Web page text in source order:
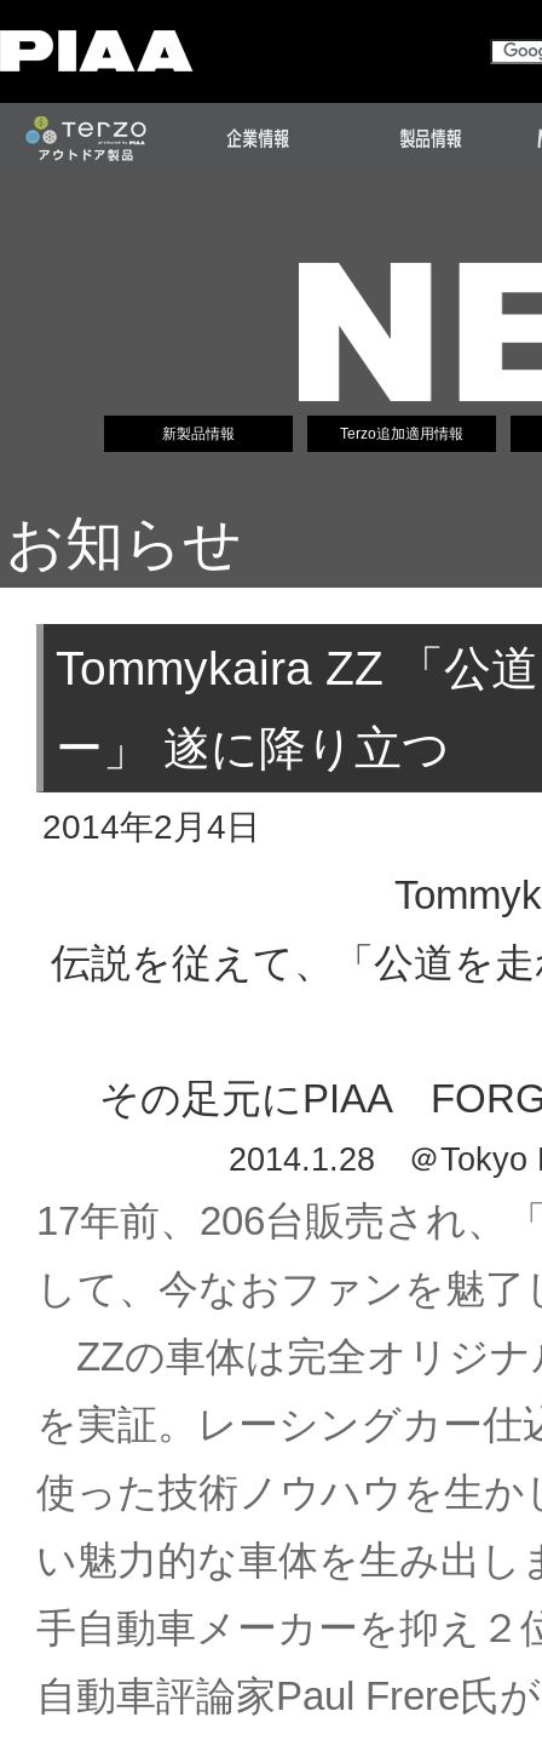
新製品情報 Terzo追加適用情報
お知らせ
Tommykaira ZZ 「公
ー」 遂に降り立つ
2014年2月4日
伝説を従えて、「公道を
その足元にPIAA
2014.1.28 ＠Tokyo
17年前、206台販売され、
して、今なおファンを魅
ZZの車体は完全オリジナ
を実証。レーシングカー
使った技術ノウハウを生
い魅力的な車体を生み出
手自動車メーカーを抑え２
自動車評論家Paul Frere氏